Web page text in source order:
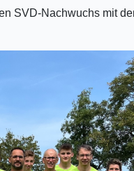
SVD-Nachwuchs mit